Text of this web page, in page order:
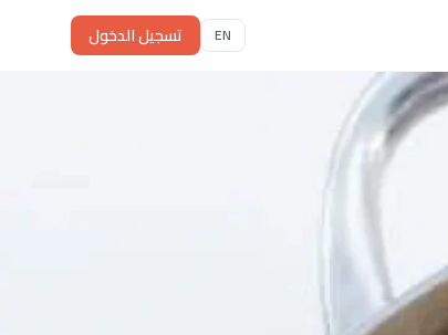
EN تسجيل الدخول